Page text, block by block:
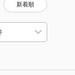
新着順